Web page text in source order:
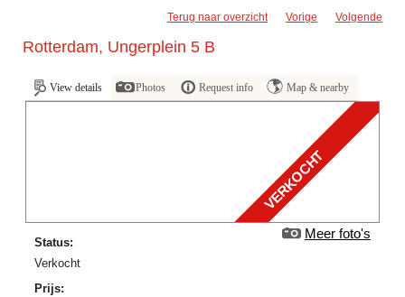
Terug naar overzicht Vorige Volgende
Rotterdam, Ungerplein 5 B
View details Photos Request info Map & nearby
VERKOCHT
Meer foto's
Status:
verkocht
Prijs: